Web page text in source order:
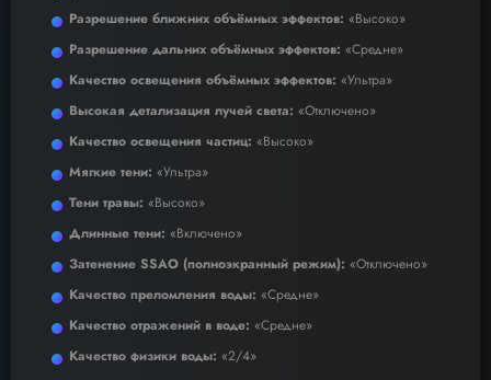
Разрешение ближних объёмных эффектов: «Высоко»
Разрешение дальних объёмных эффектов: «Средне»
Качество освещения объёмных эффектов: «Ультра»
Высокая детализация лучей света: «Отключено»
Качество освещения частиц: «Высоко»
Мягкие тени: «Ультра»
Тени травы: «Высоко»
Длинные тени: «Включено»
Затенение SSAO (полноэкранный режим): «Отключено»
Качество преломления воды: «Средне»
Качество отражений в воде: «Средне»
Качество физики воды: «2/4»